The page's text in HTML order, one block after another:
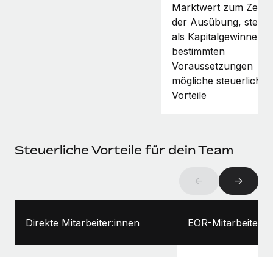
Marktwert zum
der Ausübung,
als Kapitalgewinne,
bestimmten
Voraussetzungen
mögliche steuerliche
Vorteile
Steuerliche Vorteile für dein Team
← →
Direkte Mitarbeiter:innen EOR-